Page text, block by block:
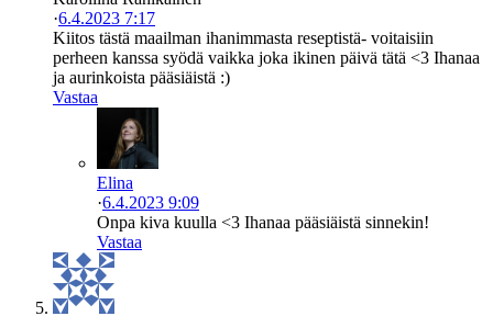
·6.4.2023 7:17
Kiitos tästä maailman ihanimmasta reseptistä- voitaisiin
perheen kanssa syödä vaikka joka ikinen päivä tätä <3 Ihanaa
ja aurinkoista pääsiäistä :)
Vastaa
Elina
·6.4.2023 9:09
Onpa kiva kuulla <3 Ihanaa pääsiäistä sinnekin!
Vastaa